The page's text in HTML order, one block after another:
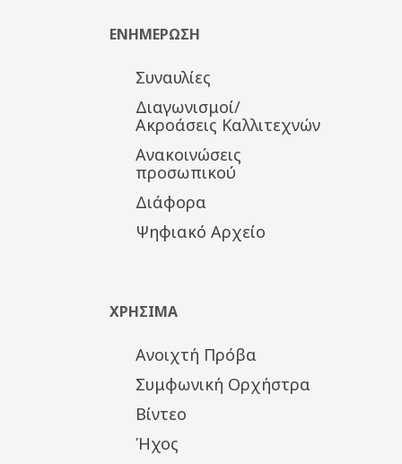
ΕΝΗΜΕΡΩΣΗ
Συναυλίες
Διαγωνισμοί/
Ακροάσεις Καλλιτεχνών
Ανακοινώσεις
προσωπικού
Διάφορα
Ψηφιακό Αρχείο
ΧΡΗΣΙΜΑ
Ανοιχτή Πρόβα
Συμφωνική Ορχήστρα
Βίντεο
Ήχος